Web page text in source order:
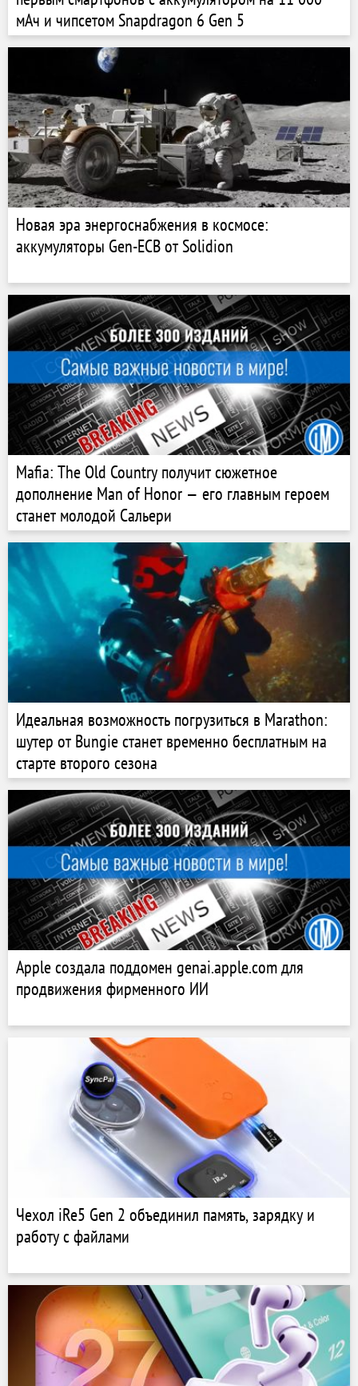
мАч и чипсетом Snapdragon 6 Gen 5
Новая эра энергоснабжения в космосе:
аккумуляторы Gen-ECB от Solidion
Mafia: The Old Country получит сюжетное
дополнение Man of Honor — его главным героем
станет молодой Сальери
Идеальная возможность погрузиться в Marathon:
шутер от Bungie станет временно бесплатным на
старте второго сезона
Apple создала поддомен genai.apple.com для
продвижения фирменного ИИ
Чехол iRe5 Gen 2 объединил память, зарядку и
работу с файлами